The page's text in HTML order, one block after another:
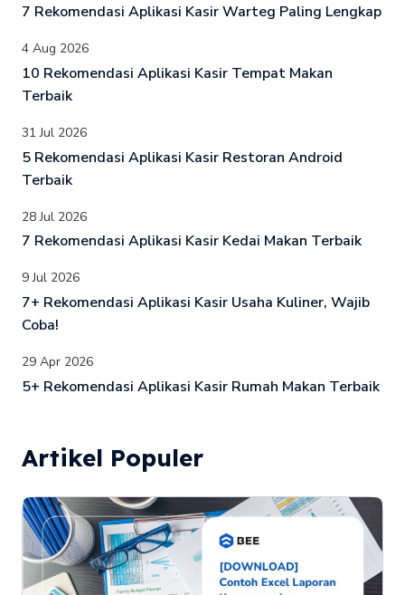
7 Rekomendasi Aplikasi Kasir Warteg Paling Lengkap
4 Aug 2026
10 Rekomendasi Aplikasi Kasir Tempat Makan
Terbaik
31 Jul 2026
5 Rekomendasi Aplikasi Kasir Restoran Android
Terbaik
28 Jul 2026
7 Rekomendasi Aplikasi Kasir Kedai Makan Terbaik
9 Jul 2026
7+ Rekomendasi Aplikasi Kasir Usaha Kuliner, Wajib
Coba!
29 Apr 2026
5+ Rekomendasi Aplikasi Kasir Rumah Makan Terbaik
Artikel Populer